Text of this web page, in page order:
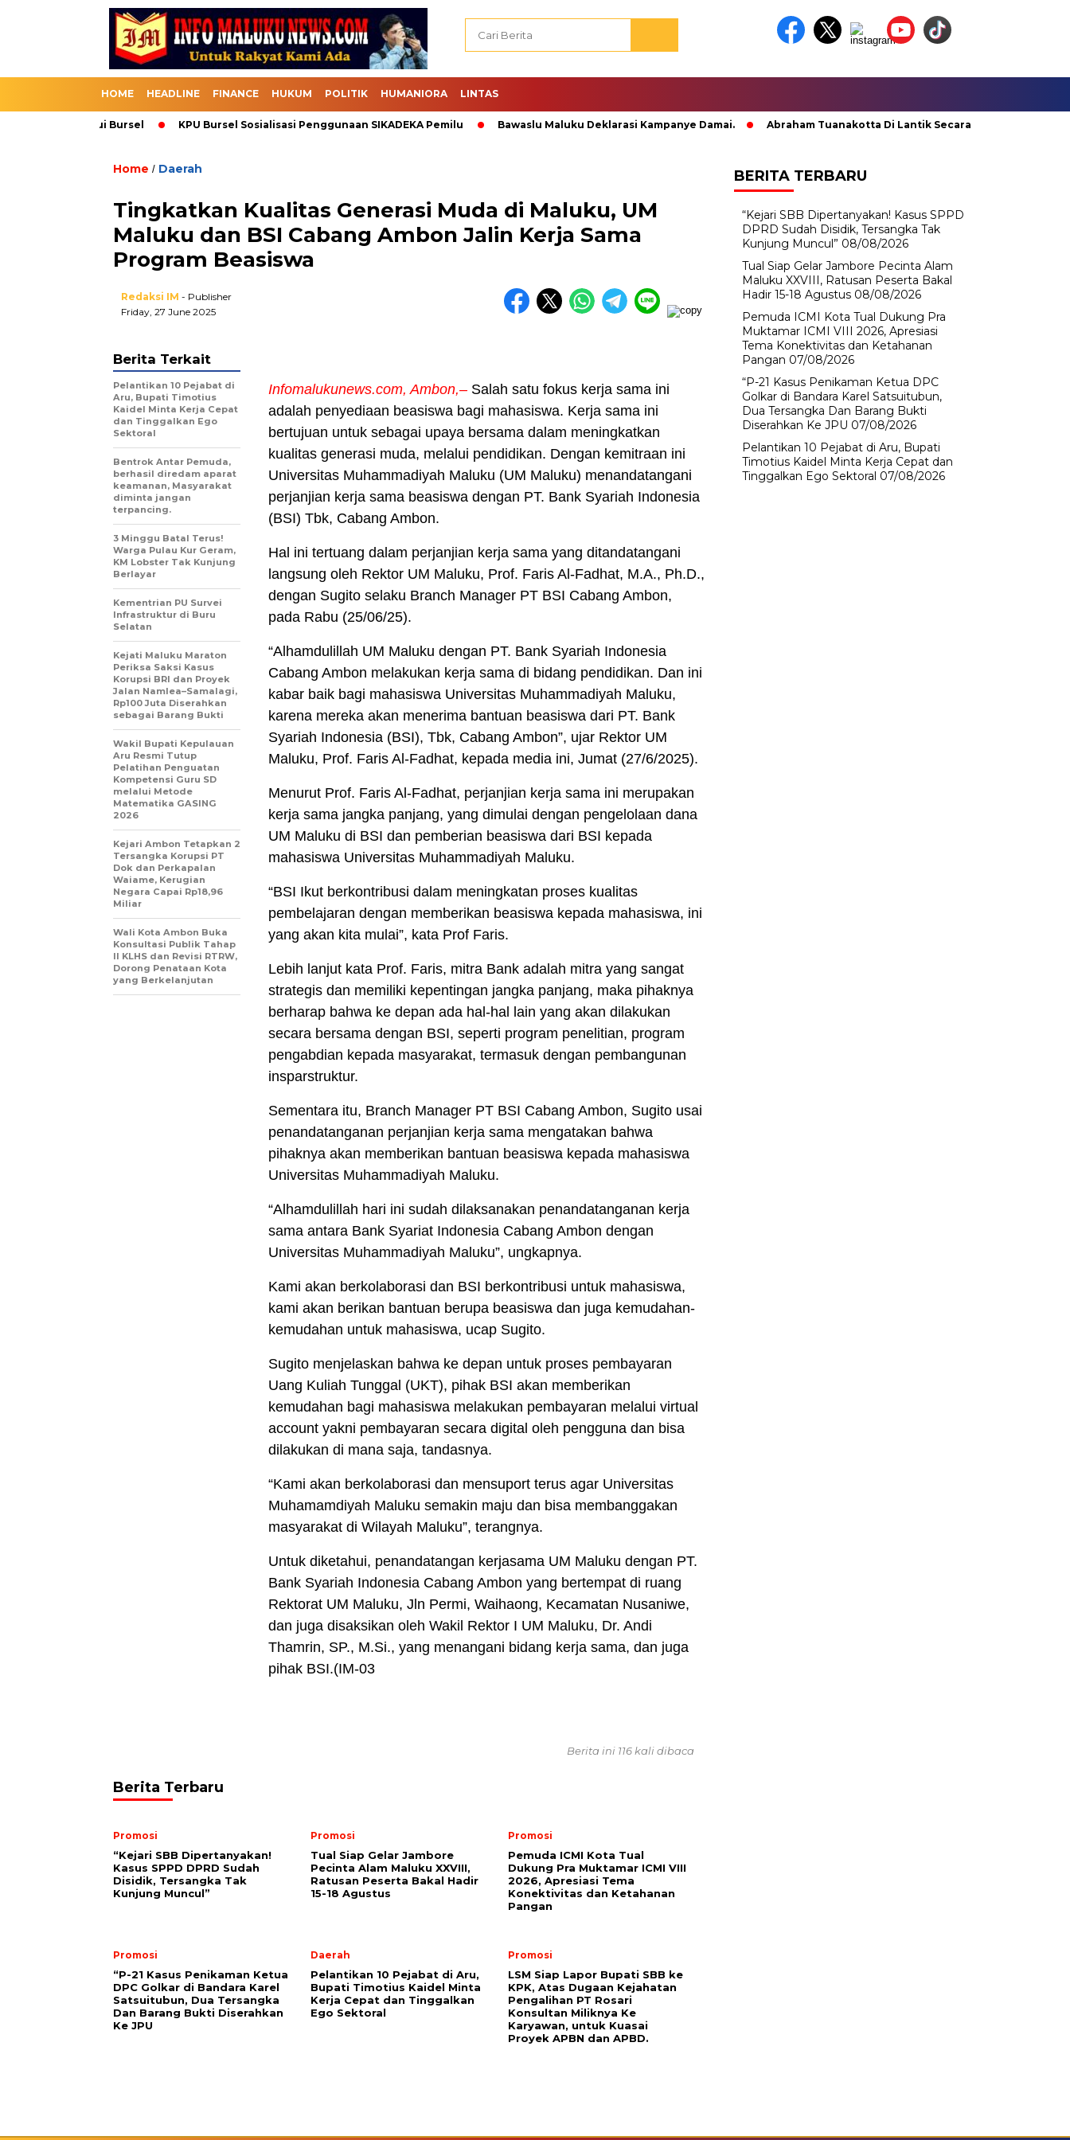
HOME HEADLINE FINANCE HUKUM POLITIK HUMANIORA LINTAS
Melalui Bursel KPU Bursel Sosialisasi Penggunaan SIKADEKA Pemilu Bawaslu Maluku Deklarasi Kampanye Damai. Abraham Tuanakotta Di Lantik Secara Adat; Pj Bupati
Home / Daerah
Tingkatkan Kualitas Generasi Muda di Maluku, UM
Maluku dan BSI Cabang Ambon Jalin Kerja Sama
Program Beasiswa
Redaksi IM - Publisher
Friday, 27 June 2025
Infomalukunews.com, Ambon,– Salah satu fokus kerja sama ini
adalah penyediaan beasiswa bagi mahasiswa. Kerja sama ini
bertujuan untuk sebagai upaya bersama dalam meningkatkan
kualitas generasi muda, melalui pendidikan. Dengan kemitraan ini
Universitas Muhammadiyah Maluku (UM Maluku) menandatangani
perjanjian kerja sama beasiswa dengan PT. Bank Syariah Indonesia
(BSI) Tbk, Cabang Ambon.
Hal ini tertuang dalam perjanjian kerja sama yang ditandatangani
langsung oleh Rektor UM Maluku, Prof. Faris Al-Fadhat, M.A., Ph.D.,
dengan Sugito selaku Branch Manager PT BSI Cabang Ambon,
pada Rabu (25/06/25).
“Alhamdulillah UM Maluku dengan PT. Bank Syariah Indonesia
Cabang Ambon melakukan kerja sama di bidang pendidikan. Dan ini
kabar baik bagi mahasiswa Universitas Muhammadiyah Maluku,
karena mereka akan menerima bantuan beasiswa dari PT. Bank
Syariah Indonesia (BSI), Tbk, Cabang Ambon”, ujar Rektor UM
Maluku, Prof. Faris Al-Fadhat, kepada media ini, Jumat (27/6/2025).
Menurut Prof. Faris Al-Fadhat, perjanjian kerja sama ini merupakan
kerja sama jangka panjang, yang dimulai dengan pengelolaan dana
UM Maluku di BSI dan pemberian beasiswa dari BSI kepada
mahasiswa Universitas Muhammadiyah Maluku.
“BSI Ikut berkontribusi dalam meningkatan proses kualitas
pembelajaran dengan memberikan beasiswa kepada mahasiswa, ini
yang akan kita mulai”, kata Prof Faris.
Lebih lanjut kata Prof. Faris, mitra Bank adalah mitra yang sangat
strategis dan memiliki kepentingan jangka panjang, maka pihaknya
berharap bahwa ke depan ada hal-hal lain yang akan dilakukan
secara bersama dengan BSI, seperti program penelitian, program
pengabdian kepada masyarakat, termasuk dengan pembangunan
insparstruktur.
Sementara itu, Branch Manager PT BSI Cabang Ambon, Sugito usai
penandatanganan perjanjian kerja sama mengatakan bahwa
pihaknya akan memberikan bantuan beasiswa kepada mahasiswa
Universitas Muhammadiyah Maluku.
“Alhamdulillah hari ini sudah dilaksanakan penandatanganan kerja
sama antara Bank Syariat Indonesia Cabang Ambon dengan
Universitas Muhammadiyah Maluku”, ungkapnya.
Kami akan berkolaborasi dan BSI berkontribusi untuk mahasiswa,
kami akan berikan bantuan berupa beasiswa dan juga kemudahan-
kemudahan untuk mahasiswa, ucap Sugito.
Sugito menjelaskan bahwa ke depan untuk proses pembayaran
Uang Kuliah Tunggal (UKT), pihak BSI akan memberikan
kemudahan bagi mahasiswa melakukan pembayaran melalui virtual
account yakni pembayaran secara digital oleh pengguna dan bisa
dilakukan di mana saja, tandasnya.
“Kami akan berkolaborasi dan mensuport terus agar Universitas
Muhamamdiyah Maluku semakin maju dan bisa membanggakan
masyarakat di Wilayah Maluku”, terangnya.
Untuk diketahui, penandatangan kerjasama UM Maluku dengan PT.
Bank Syariah Indonesia Cabang Ambon yang bertempat di ruang
Rektorat UM Maluku, Jln Permi, Waihaong, Kecamatan Nusaniwe,
dan juga disaksikan oleh Wakil Rektor I UM Maluku, Dr. Andi
Thamrin, SP., M.Si., yang menangani bidang kerja sama, dan juga
pihak BSI.(IM-03
Berita Terkait
Pelantikan 10 Pejabat di
Aru, Bupati Timotius
Kaidel Minta Kerja Cepat
dan Tinggalkan Ego
Sektoral
Bentrok Antar Pemuda,
berhasil diredam aparat
keamanan, Masyarakat
diminta jangan
terpancing.
3 Minggu Batal Terus!
Warga Pulau Kur Geram,
KM Lobster Tak Kunjung
Berlayar
Kementrian PU Survei
Infrastruktur di Buru
Selatan
Kejati Maluku Maraton
Periksa Saksi Kasus
Korupsi BRI dan Proyek
Jalan Namlea–Samalagi,
Rp100 Juta Diserahkan
sebagai Barang Bukti
Wakil Bupati Kepulauan
Aru Resmi Tutup
Pelatihan Penguatan
Kompetensi Guru SD
melalui Metode
Matematika GASING
2026
Kejari Ambon Tetapkan 2
Tersangka Korupsi PT
Dok dan Perkapalan
Waiame, Kerugian
Negara Capai Rp18,96
Miliar
Wali Kota Ambon Buka
Konsultasi Publik Tahap
II KLHS dan Revisi RTRW,
Dorong Penataan Kota
yang Berkelanjutan
Berita ini 116 kali dibaca
Berita Terbaru
Promosi
“Kejari SBB Dipertanyakan!
Kasus SPPD DPRD Sudah
Disidik, Tersangka Tak
Kunjung Muncul”
Promosi
Tual Siap Gelar Jambore
Pecinta Alam Maluku XXVIII,
Ratusan Peserta Bakal Hadir
15-18 Agustus
Promosi
Pemuda ICMI Kota Tual
Dukung Pra Muktamar ICMI VIII
2026, Apresiasi Tema
Konektivitas dan Ketahanan
Pangan
Promosi
“P-21 Kasus Penikaman Ketua
DPC Golkar di Bandara Karel
Satsuitubun, Dua Tersangka
Dan Barang Bukti Diserahkan
Ke JPU
Daerah
Pelantikan 10 Pejabat di Aru,
Bupati Timotius Kaidel Minta
Kerja Cepat dan Tinggalkan
Ego Sektoral
Promosi
LSM Siap Lapor Bupati SBB ke
KPK, Atas Dugaan Kejahatan
Pengalihan PT Rosari
Konsultan Miliknya Ke
Karyawan, untuk Kuasai
Proyek APBN dan APBD.
BERITA TERBARU
“Kejari SBB Dipertanyakan! Kasus SPPD
DPRD Sudah Disidik, Tersangka Tak
Kunjung Muncul” 08/08/2026
Tual Siap Gelar Jambore Pecinta Alam
Maluku XXVIII, Ratusan Peserta Bakal
Hadir 15-18 Agustus 08/08/2026
Pemuda ICMI Kota Tual Dukung Pra
Muktamar ICMI VIII 2026, Apresiasi
Tema Konektivitas dan Ketahanan
Pangan 07/08/2026
“P-21 Kasus Penikaman Ketua DPC
Golkar di Bandara Karel Satsuitubun,
Dua Tersangka Dan Barang Bukti
Diserahkan Ke JPU 07/08/2026
Pelantikan 10 Pejabat di Aru, Bupati
Timotius Kaidel Minta Kerja Cepat dan
Tinggalkan Ego Sektoral 07/08/2026